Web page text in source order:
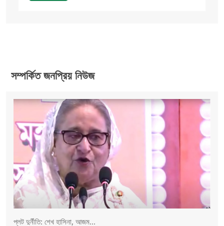
সম্পর্কিত জনপ্রিয় নিউজ
প্লট দুর্নীতি: শেখ হাসিনা, আজম...